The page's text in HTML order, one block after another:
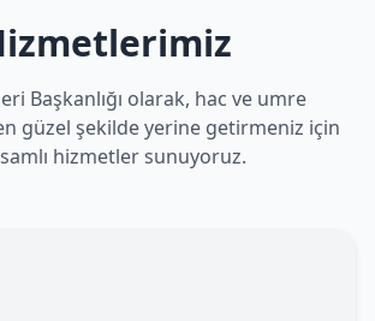
Başkanlığı olarak, hac ve umre
güzel şekilde yerine getirmeniz için
hizmetler sunuyoruz.